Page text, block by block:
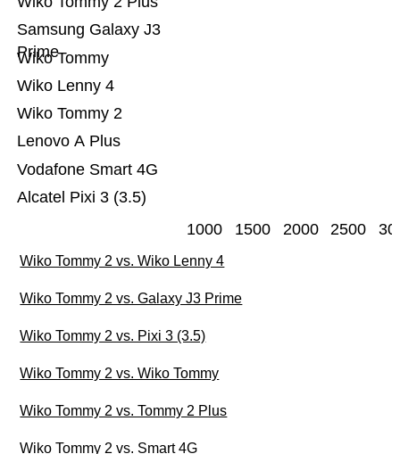
Alcatel Pixi 3 (3.5)
Vodafone Smart 4G
Lenovo A Plus
Wiko Tommy 2
Wiko Lenny 4
Wiko Tommy
Samsung Galaxy J3
Prime
1000 1500 2000 2500
Wiko Tommy 2 vs. Wiko Lenny 4
Wiko Tommy 2 vs. Galaxy J3 Prime
Wiko Tommy 2 vs. Pixi 3 (3.5)
Wiko Tommy 2 vs. Wiko Tommy
Wiko Tommy 2 vs. Tommy 2 Plus
Wiko Tommy 2 vs. Smart 4G